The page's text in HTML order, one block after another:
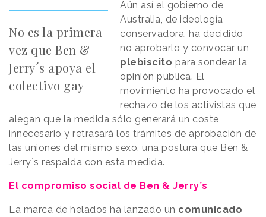
No es la primera
vez que Ben &
Jerry´s apoya el
colectivo gay
Aún así el gobierno de
Australia, de ideología
conservadora, ha decidido
no aprobarlo y convocar un
plebiscito para sondear la
opinión pública. El
movimiento ha provocado el
rechazo de los activistas que
alegan que la medida sólo generará un coste
innecesario y retrasará los trámites de aprobación de
las uniones del mismo sexo, una postura que Ben &
Jerry´s respalda con esta medida.
El compromiso social de Ben & Jerry´s
La marca de helados ha lanzado un comunicado